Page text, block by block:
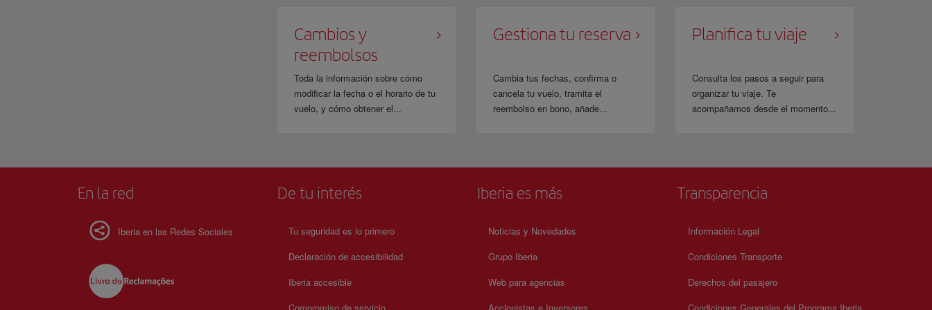
Cambios y
reembolsos
Toda la información sobre cómo
modificar la fecha o el horario de tu
vuelo, y cómo obtener el...
Gestiona tu reserva
Cambia tus fechas, confirma o
cancela tu vuelo, tramita el
reembolso en bono, añade...
Planifica tu viaje
Consulta los pasos a seguir para
organizar tu viaje. Te
acompañamos desde el momento...
En la red
Iberia en las Redes Sociales
De tu interés
Tu seguridad es lo primero
Declaración de accesibilidad
Iberia accesible
Iberia es más
Noticias y Novedades
Grupo Iberia
Web para agencias
Transparencia
Información Legal
Condiciones Transporte
Derechos del pasajero